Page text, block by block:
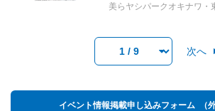
美らヤシパークオキナワ・
次へ
イベント情報掲載申し込みフォーム （